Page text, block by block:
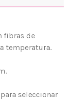
fibras de
temperatura.
seleccionar